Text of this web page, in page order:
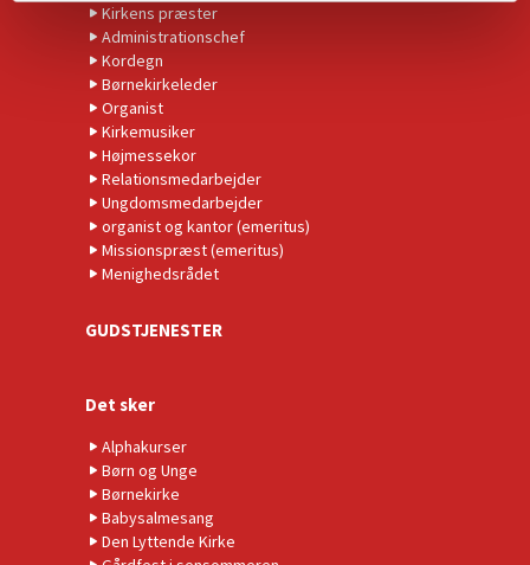
Kirkens præster
Administrationschef
Kordegn
Børnekirkeleder
Organist
Kirkemusiker
Højmessekor
Relationsmedarbejder
Ungdomsmedarbejder
organist og kantor (emeritus)
Missionspræst (emeritus)
Menighedsrådet
GUDSTJENESTER
Det sker
Alphakurser
Børn og Unge
Børnekirke
Babysalmesang
Den Lyttende Kirke